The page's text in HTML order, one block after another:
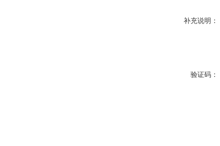
补充说明：
验证码：